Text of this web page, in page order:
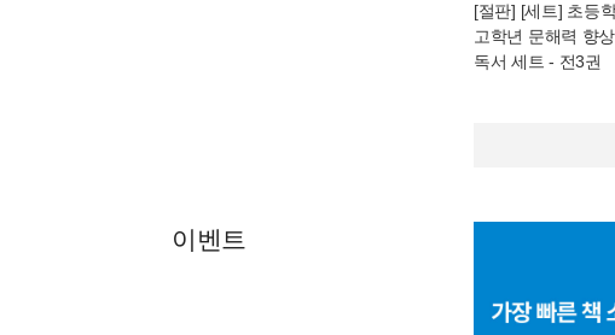
[절판] [세트] 초등
고학년 문해력 향
독서 세트 - 전3권
이벤트